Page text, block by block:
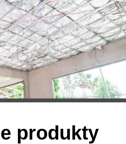
produkty